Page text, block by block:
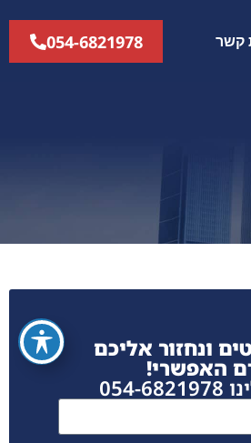
קשר 054-6821978
ונחזור אליכם
האפשרי!